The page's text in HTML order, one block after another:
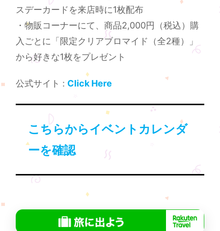
スデーカードを来店時に1枚配布
・物販コーナーにて、商品2,000円（税込）購
入ごとに「限定クリアブロマイド（全2種）」
から好きな1枚をプレゼント
公式サイト : Click Here
こちらからイベントカレンダ
ーを確認